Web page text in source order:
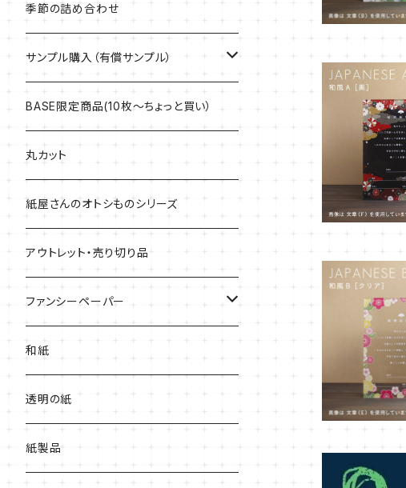
季節の詰め合わせ
サンプル購入（有償サンプル）
ケント紙・ぬり絵専用紙
アラベール
マルチプリンター用紙・インクジェット専
用紙
上質紙・ヴァンヌーボ
耐水紙・キャストコート紙・ゼッケン
和紙・その他
厚紙
BASE限定商品(10枚～ちょっと買い）
丸カット
紙屋さんのオトシものシリーズ
アウトレット・売り切り品
ファンシーペーパー
タント
マーメイド
和紙
透明の紙
紙製品